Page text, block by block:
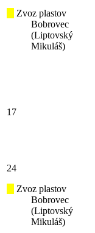
Zvoz plastov
Bobrovec
(Liptovský
Mikuláš)
17
24
Zvoz plastov
Bobrovec
(Liptovský
Mikuláš)